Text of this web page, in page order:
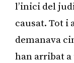
l’inici del
causat. Tot i
demanava
han arribat